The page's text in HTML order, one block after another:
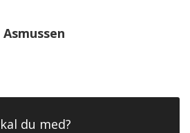
du med?